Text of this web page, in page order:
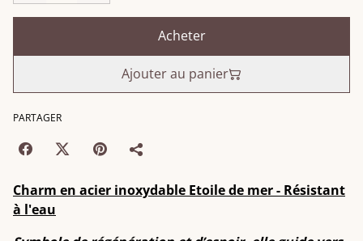
Acheter
Ajouter au panier
PARTAGER
Charm en acier inoxydable Etoile de mer - Résistant
à l'eau